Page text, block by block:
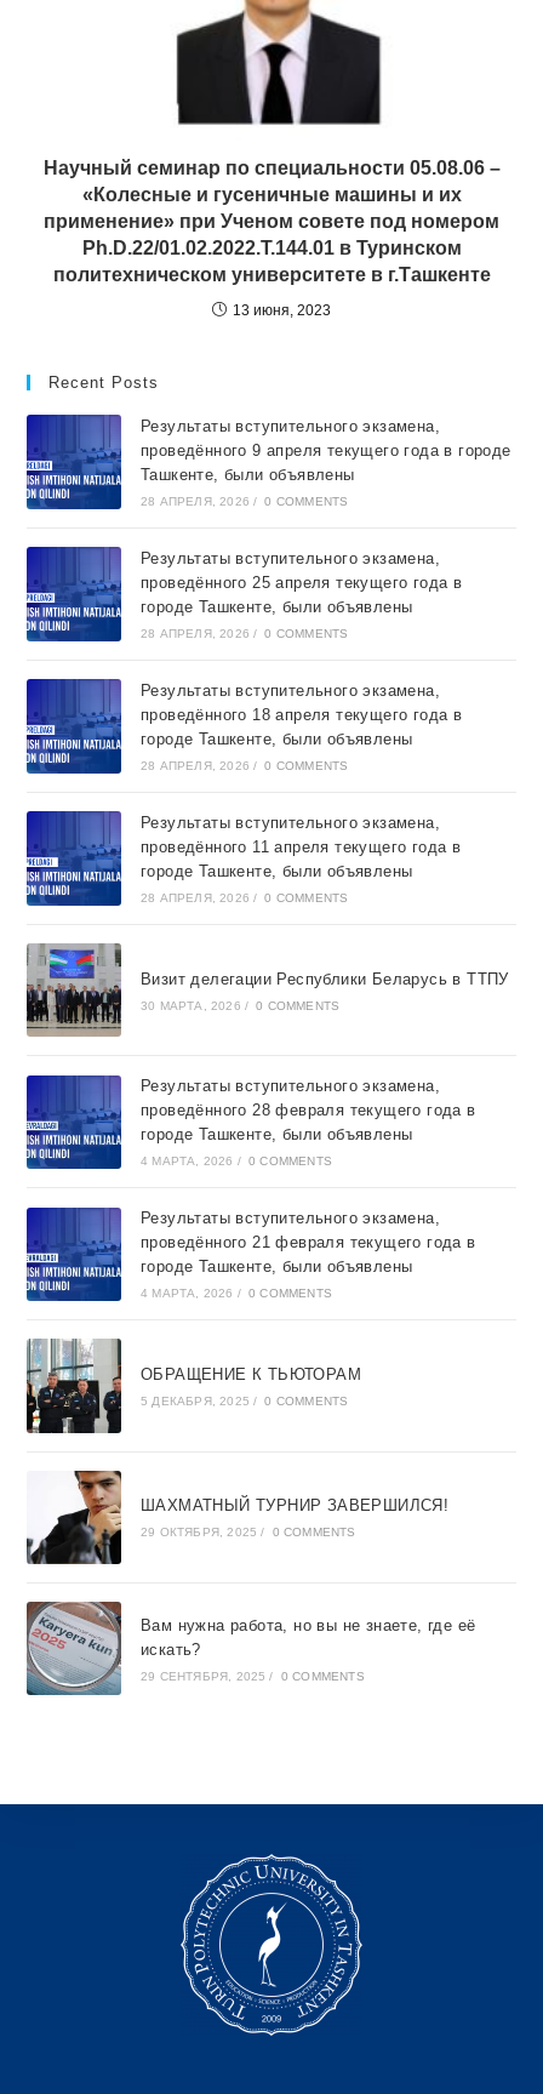
Научный семинар по специальности 05.08.06 –
«Колесные и гусеничные машины и их
применение» при Ученом совете под номером
Ph.D.22/01.02.2022.T.144.01 в Туринском
политехническом университете в г.Ташкенте
13 июня, 2023
Recent Posts
Результаты вступительного экзамена,
проведённого 9 апреля текущего года в городе
Ташкентe, были объявлены
28 АПРЕЛЯ, 2026 / 0 COMMENTS
Результаты вступительного экзамена,
проведённого 25 апреля текущего года в
городе Ташкентe, были объявлены
28 АПРЕЛЯ, 2026 / 0 COMMENTS
Результаты вступительного экзамена,
проведённого 18 апреля текущего года в
городе Ташкентe, были объявлены
28 АПРЕЛЯ, 2026 / 0 COMMENTS
Результаты вступительного экзамена,
проведённого 11 апреля текущего года в
городе Ташкентe, были объявлены
28 АПРЕЛЯ, 2026 / 0 COMMENTS
Визит делегации Республики Беларусь в ТТПУ
30 МАРТА, 2026 / 0 COMMENTS
Результаты вступительного экзамена,
проведённого 28 февраля текущего года в
городе Ташкентe, были объявлены
4 МАРТА, 2026 / 0 COMMENTS
Результаты вступительного экзамена,
проведённого 21 февраля текущего года в
городе Ташкентe, были объявлены
4 МАРТА, 2026 / 0 COMMENTS
ОБРАЩЕНИЕ К ТЬЮТОРАМ
5 ДЕКАБРЯ, 2025 / 0 COMMENTS
ШАХМАТНЫЙ ТУРНИР ЗАВЕРШИЛСЯ!
29 ОКТЯБРЯ, 2025 / 0 COMMENTS
Вам нужна работа, но вы не знаете, где её
искать?
29 СЕНТЯБРЯ, 2025 / 0 COMMENTS